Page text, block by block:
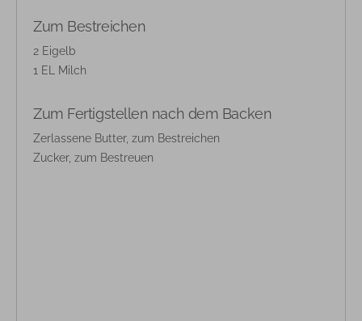
Zum Bestreichen
2 Eigelb
1 EL Milch
Zum Fertigstellen nach dem Backen
Zerlassene Butter, zum Bestreichen
Zucker, zum Bestreuen